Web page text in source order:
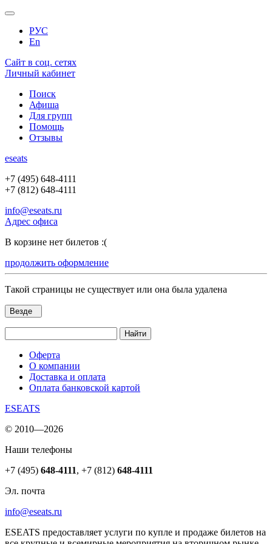
РУС
En
Сайт в соц. сетях
Личный кабинет
Поиск
Афиша
Для групп
Помощь
Отзывы
eseats
+7 (495) 648-4111
+7 (812) 648-4111
info@eseats.ru
Адрес офиса
В корзине нет билетов :(
продолжить оформление
Такой страницы не существует или она была удалена
Везде
Найти
Оферта
О компании
Доставка и оплата
Оплата банковской картой
ESEATS
© 2010—2026
Наши телефоны
+7 (495) 648-4111, +7 (812) 648-4111
Эл. почта
info@eseats.ru
ESEATS предоставляет услуги по купле и продаже билетов на